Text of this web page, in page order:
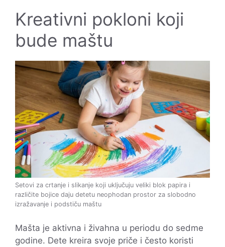
Kreativni pokloni koji
bude maštu
Setovi za crtanje i slikanje koji uključuju veliki blok papira i
različite bojice daju detetu neophodan prostor za slobodno
izražavanje i podstiču maštu
Mašta je aktivna i živahna u periodu do sedme
godine. Dete kreira svoje priče i često koristi